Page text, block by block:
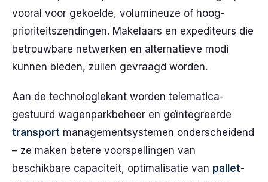
vooral voor gekoelde, volumineuze of hoog-
prioriteitszendingen. Makelaars en expediteurs die
betrouwbare netwerken en alternatieve modi
kunnen bieden, zullen gevraagd worden.
Aan de technologiekant worden telematica-
gestuurd wagenparkbeheer en geïntegreerde
transport managementsystemen onderscheidend
– ze maken betere voorspellingen van
beschikbare capaciteit, optimalisatie van pallet-